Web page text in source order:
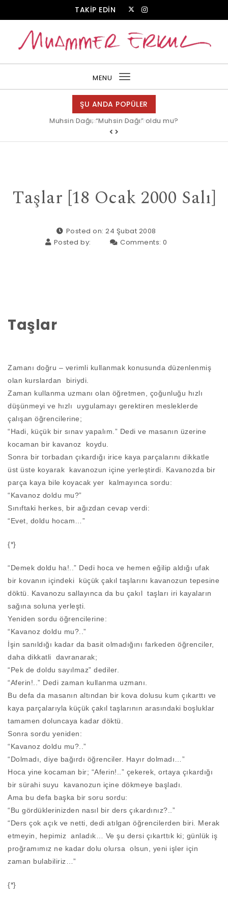
TAKİP EDİN
MENU
Toggle
navigation
ŞU ANDA POPÜLER
Muhsin Dağı; “Muhsin Dağı” oldu mu?
Allah bir, dese sözüne inanır mısın?
Taşlar [18 Ocak 2000 Salı]
Posted on: 24 Şubat 2008
Posted by:
Comments:0
Taşlar
Zamanı doğru – verimli kullanmak konusunda düzenlenmiş
olan kurslardan biriydi.
Zaman kullanma uzmanı olan öğretmen, çoğunluğu hızlı
düşünmeyi ve hızlı uygulamayı gerektiren mesleklerde
çalışan öğrencilerine;
“Hadi, küçük bir sınav yapalım.” Dedi ve masanın üzerine
kocaman bir kavanoz koydu.
Sonra bir torbadan çıkardığı irice kaya parçalarını dikkatle
üst üste koyarak kavanozun içine yerleştirdi. Kavanozda bir
parça kaya bile koyacak yer kalmayınca sordu:
“Kavanoz doldu mu?”
Sınıftaki herkes, bir ağızdan cevap verdi:
“Evet, doldu hocam…”
{*}
“Demek doldu ha!..” Dedi hoca ve hemen eğilip aldığı ufak
bir kovanın içindeki küçük çakıl taşlarını kavanozun tepesine
döktü. Kavanozu sallayınca da bu çakıl taşları iri kayaların
sağına soluna yerleşti.
Yeniden sordu öğrencilerine:
“Kavanoz doldu mu?..”
İşin sanıldığı kadar da basit olmadığını farkeden öğrenciler,
daha dikkatli davranarak;
“Pek de doldu sayılmaz” dediler.
“Aferin!..” Dedi zaman kullanma uzmanı.
Bu defa da masanın altından bir kova dolusu kum çıkarttı ve
kaya parçalarıyla küçük çakıl taşlarının arasındaki boşluklar
tamamen doluncaya kadar döktü.
Sonra sordu yeniden:
“Kavanoz doldu mu?..”
“Dolmadı, diye bağırdı öğrenciler. Hayır dolmadı…”
Hoca yine kocaman bir; “Aferin!..” çekerek, ortaya çıkardığı
bir sürahi suyu kavanozun içine dökmeye başladı.
Ama bu defa başka bir soru sordu:
“Bu gördüklerinizden nasıl bir ders çıkardınız?..”
“Ders çok açık ve netti, dedi atılgan öğrencilerden biri. Merak
etmeyin, hepimiz anladık… Ve şu dersi çıkarttık ki; günlük iş
proğramımız ne kadar dolu olursa olsun, yeni işler için
zaman bulabiliriz…”
{*}